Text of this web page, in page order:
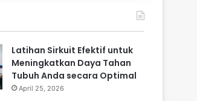
Latihan Sirkuit Efektif untuk
Meningkatkan Daya Tahan
Tubuh Anda secara Optimal
April 25, 2026